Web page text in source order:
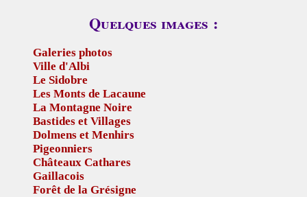
Quelques images :
Galeries photos
Ville d'Albi
Le Sidobre
Les Monts de Lacaune
La Montagne Noire
Bastides et Villages
Dolmens et Menhirs
Pigeonniers
Châteaux Cathares
Gaillacois
Forêt de la Grésigne